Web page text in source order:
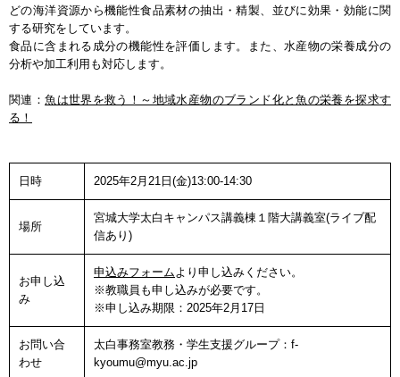
どの海洋資源から機能性食品素材の抽出・精製、並びに効果・効能に関
する研究をしています。
食品に含まれる成分の機能性を評価します。また、水産物の栄養成分の
分析や加工利用も対応します。
関連：魚は世界を救う！～地域水産物のブランド化と魚の栄養を探求す
る！
日時 2025年2月21日(金)13:00-14:30
場所
宮城大学太白キャンパス講義棟１階大講義室(ライブ配
信あり)
お申し込
み
申込みフォーム より申し込みください。
※教職員も申し込みが必要です。
※申し込み期限：2025年2月17日
お問い合
わせ
太白事務室教務・学生支援グループ：f-
kyoumu@myu.ac.jp